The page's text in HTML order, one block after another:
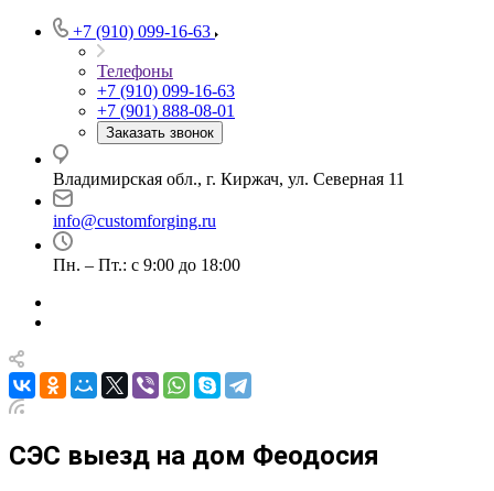
+7 (910) 099-16-63
Телефоны
+7 (910) 099-16-63
+7 (901) 888-08-01
Заказать звонок
Владимирская обл., г. Киржач, ул. Северная 11
info@customforging.ru
Пн. – Пт.: с 9:00 до 18:00
СЭС выезд на дом Феодосия